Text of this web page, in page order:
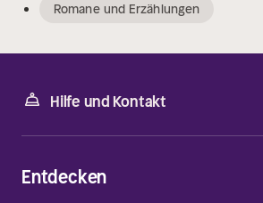
Romane und Erzählungen
Hilfe und Kontakt
Entdecken